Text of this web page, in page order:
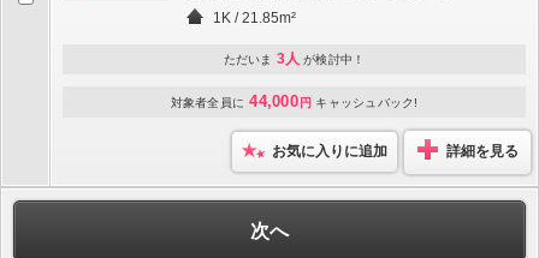
1K / 21.85m²
ただいま 3人 が検討中！
対象者全員に 44,000 円 キャッシュバック!
お気に入りに追加 詳細を見る
次へ